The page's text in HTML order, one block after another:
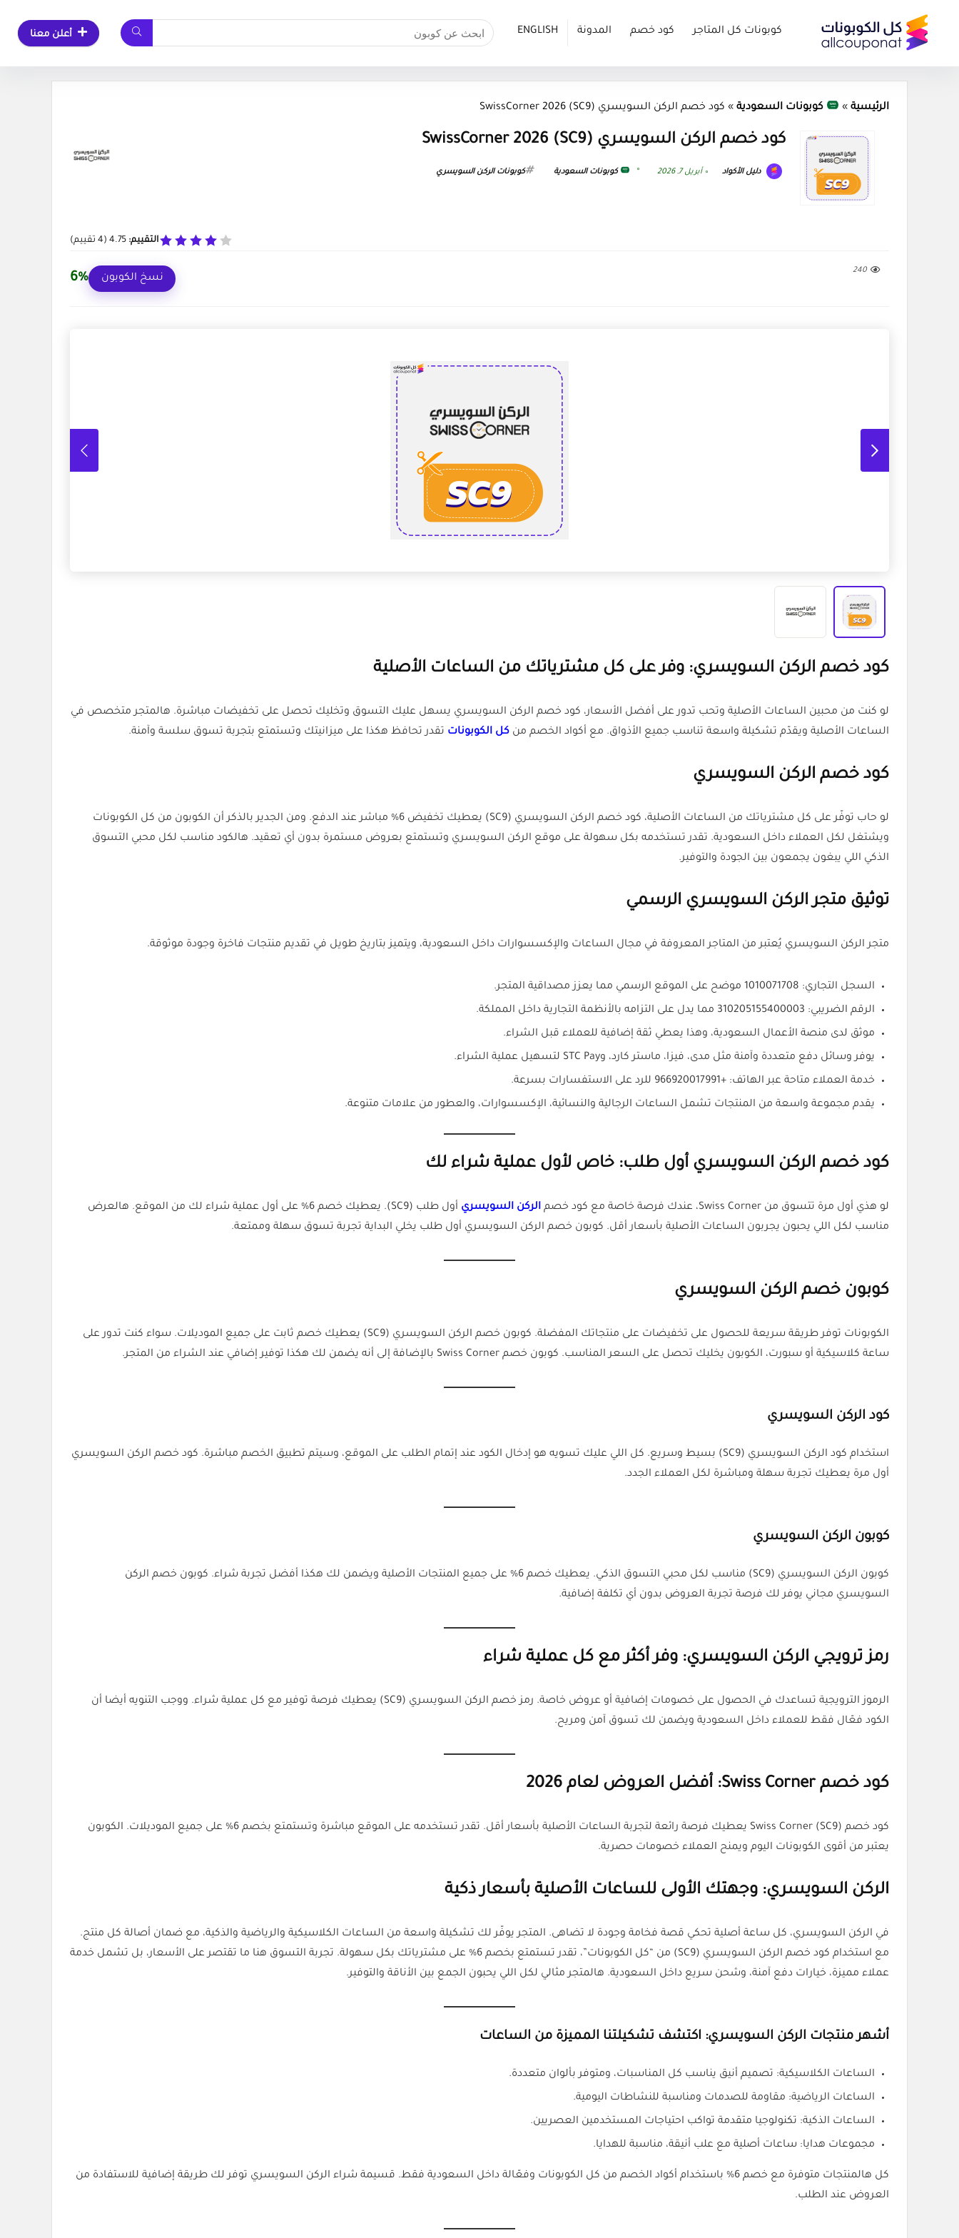
كوبونات كل المتاجر كود خصم المدونة ENGLISH أعلن معنا
الرئيسية » كوبونات السعودية » كود خصم الركن السويسري (SC9) SwissCorner 2026
كود خصم الركن السويسري (SC9) SwissCorner 2026
دليل الأكواد أبريل 7, 2026 كوبونات السعودية كوبونات الركن السويسري
التقييم: 4.75
(
4 تقييم)
240
6% نسخ الكوبون
كود خصم الركن السويسري: وفر على كل مشترياتك من الساعات الأصلية
لو كنت من محبين الساعات الأصلية وتحب تدور على أفضل الأسعار، كود خصم الركن السويسري يسهل عليك التسوق وتخليك تحصل على تخفيضات مباشرة. هالمتجر متخصص في
الساعات الأصلية ويقدّم تشكيلة واسعة تناسب جميع الأذواق. مع أكواد الخصم من كل الكوبونات تقدر تحافظ هكذا على ميزانيتك وتستمتع بتجربة تسوق سلسة وآمنة.
كود خصم الركن السويسري
لو حاب توفّر على كل مشترياتك من الساعات الأصلية، كود خصم الركن السويسري (SC9) يعطيك تخفيض 6% مباشر عند الدفع. ومن الجدير بالذكر أن الكوبون من كل الكوبونات
ويشتغل لكل العملاء داخل السعودية. تقدر تستخدمه بكل سهولة على موقع الركن السويسري وتستمتع بعروض مستمرة بدون أي تعقيد. هالكود مناسب لكل محبي التسوق
الذكي اللي يبغون يجمعون بين الجودة والتوفير.
توثيق متجر الركن السويسري الرسمي
متجر الركن السويسري يُعتبر من المتاجر المعروفة في مجال الساعات والإكسسوارات داخل السعودية، ويتميز بتاريخ طويل في تقديم منتجات فاخرة وجودة موثوقة.
السجل التجاري: 1010071708 موضح على الموقع الرسمي مما يعزز مصداقية المتجر.
الرقم الضريبي: 310205155400003 مما يدل على التزامه بالأنظمة التجارية داخل المملكة.
موثق لدى منصة الأعمال السعودية، وهذا يعطي ثقة إضافية للعملاء قبل الشراء.
يوفر وسائل دفع متعددة وآمنة مثل مدى، فيزا، ماستر كارد، وSTC Pay لتسهيل عملية الشراء.
خدمة العملاء متاحة عبر الهاتف: +966920017991 للرد على الاستفسارات بسرعة.
يقدم مجموعة واسعة من المنتجات تشمل الساعات الرجالية والنسائية، الإكسسوارات، والعطور من علامات متنوعة.
كود خصم الركن السويسري أول طلب: خاص لأول عملية شراء لك
لو هذي أول مرة تتسوق من Swiss Corner، عندك فرصة خاصة مع كود خصم الركن السويسري
أول طلب (SC9). يعطيك خصم 6% على أول عملية شراء لك من الموقع. هالعرض
مناسب لكل اللي يحبون يجربون الساعات الأصلية بأسعار أقل. كوبون خصم الركن السويسري أول طلب يخلي البداية تجربة تسوق سهلة وممتعة.
كوبون خصم الركن السويسري
الكوبونات توفر طريقة سريعة للحصول على تخفيضات على منتجاتك المفضلة. كوبون خصم الركن السويسري (SC9) يعطيك خصم ثابت على جميع الموديلات. سواء كنت تدور على
ساعة كلاسيكية أو سبورت، الكوبون يخليك تحصل على السعر المناسب. كوبون خصم Swiss Corner بالإضافة إلى أنه يضمن لك هكذا توفير إضافي عند الشراء من المتجر.
كود الركن السويسري
استخدام كود الركن السويسري (SC9) بسيط وسريع. كل اللي عليك تسويه هو إدخال الكود عند إتمام الطلب على الموقع، وسيتم تطبيق الخصم مباشرة. كود خصم الركن السويسري
أول مرة يعطيك تجربة سهلة ومباشرة لكل العملاء الجدد.
كوبون الركن السويسري
كوبون الركن السويسري (SC9) مناسب لكل محبي التسوق الذكي. يعطيك خصم 6% على جميع المنتجات الأصلية ويضمن لك هكذا أفضل تجربة شراء. كوبون خصم الركن
السويسري مجاني يوفر لك فرصة تجربة العروض بدون أي تكلفة إضافية.
رمز ترويجي الركن السويسري: وفر أكثر مع كل عملية شراء
الرموز الترويجية تساعدك في الحصول على خصومات إضافية أو عروض خاصة. رمز خصم الركن السويسري (SC9) يعطيك فرصة توفير مع كل عملية شراء. ووجب التنويه أيضا أن
الكود فعّال فقط للعملاء داخل السعودية ويضمن لك تسوق آمن ومريح.
كود خصم Swiss Corner: أفضل العروض لعام 2026
كود خصم Swiss Corner (SC9) يعطيك فرصة رائعة لتجربة الساعات الأصلية بأسعار أقل. تقدر تستخدمه على الموقع مباشرة وتستمتع بخصم 6% على جميع الموديلات. الكوبون
يعتبر من أقوى الكوبونات اليوم ويمنح العملاء خصومات حصرية.
الركن السويسري: وجهتك الأولى للساعات الأصلية بأسعار ذكية
في الركن السويسري، كل ساعة أصلية تحكي قصة فخامة وجودة لا تضاهى. المتجر يوفّر لك تشكيلة واسعة من الساعات الكلاسيكية والرياضية والذكية، مع ضمان أصالة كل منتج.
مع استخدام كود خصم الركن السويسري (SC9) من “كل الكوبونات”، تقدر تستمتع بخصم 6% على مشترياتك بكل سهولة. تجربة التسوق هنا ما تقتصر على الأسعار، بل تشمل خدمة
عملاء مميزة، خيارات دفع آمنة، وشحن سريع داخل السعودية. هالمتجر مثالي لكل اللي يحبون الجمع بين الأناقة والتوفير.
أشهر منتجات الركن السويسري: اكتشف تشكيلتنا المميزة من الساعات
الساعات الكلاسيكية: تصميم أنيق يناسب كل المناسبات، ومتوفر بألوان متعددة.
الساعات الرياضية: مقاومة للصدمات ومناسبة للنشاطات اليومية.
الساعات الذكية: تكنولوجيا متقدمة تواكب احتياجات المستخدمين العصريين.
مجموعات هدايا: ساعات أصلية مع علب أنيقة، مناسبة للهدايا.
كل هالمنتجات متوفرة مع خصم 6% باستخدام أكواد الخصم من كل الكوبونات وفعّالة داخل السعودية فقط. قسيمة شراء الركن السويسري توفر لك طريقة إضافية للاستفادة من
العروض عند الطلب.